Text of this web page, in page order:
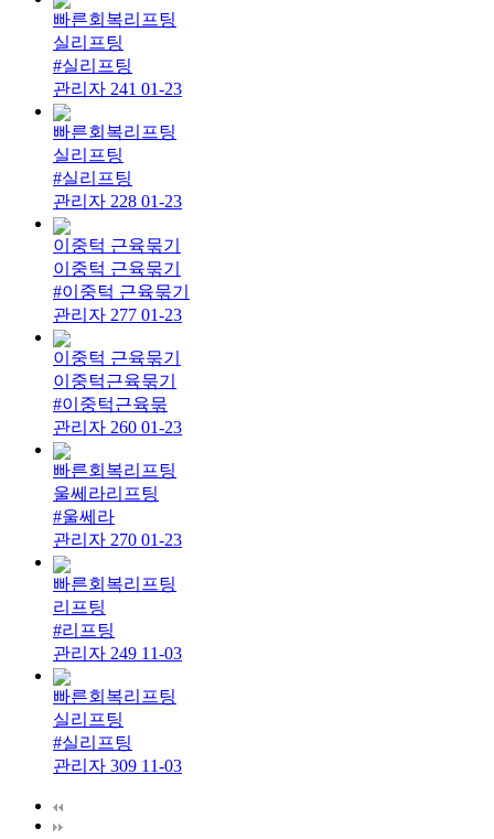
빠른회복리프팅
실리프팅
#실리프팅
관리자 241 01-23
빠른회복리프팅
실리프팅
#실리프팅
관리자 228 01-23
이중턱 근육묶기
이중턱 근육묶기
#이중턱 근육묶기
관리자 277 01-23
이중턱 근육묶기
이중턱근육묶기
#이중턱근육묶
관리자 260 01-23
빠른회복리프팅
울쎄라리프팅
#울쎄라
관리자 270 01-23
빠른회복리프팅
리프팅
#리프팅
관리자 249 11-03
빠른회복리프팅
실리프팅
#실리프팅
관리자 309 11-03